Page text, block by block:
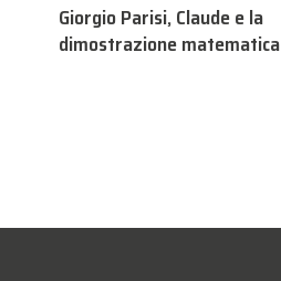
Giorgio Parisi, Claude e la
dimostrazione matematica